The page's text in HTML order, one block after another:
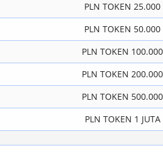
PLN TOKEN
PLN TOKEN
PLN TOKEN
PLN TOKEN
PLN TOKEN
PLN TOKEN 1